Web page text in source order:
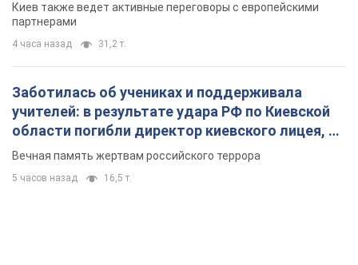
Киев также ведет активные переговоры с европейскими
партнерами
4 часа назад 31,2 т.
Заботилась об учениках и поддерживала
учителей: в результате удара РФ по Киевской
области погибли директор киевского лицея, её
муж и внук
Вечная память жертвам российского террора
5 часов назад 16,5 т.